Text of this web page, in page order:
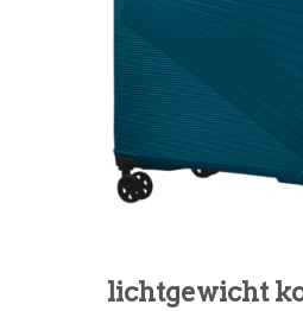
lichtgewicht